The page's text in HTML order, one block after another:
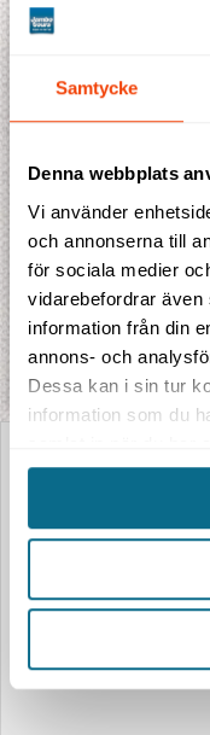
Samtycke
Denna webbplats
Vi använder
och annonserna till
för sociala medier
vidarebefordrar även
information från din
annons- och
Dessa kan i sin tur
information som du
Gyllene
Upplev några av
Gyllene trippeln tar dig till
de mäktiga ...